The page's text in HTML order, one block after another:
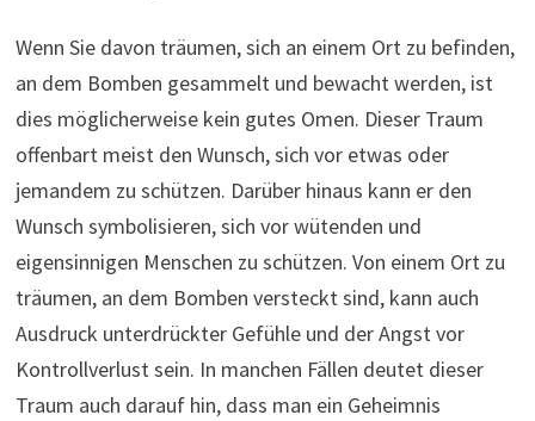
Wenn Sie davon träumen, sich an einem Ort zu befinden,
an dem Bomben gesammelt und bewacht werden, ist
dies möglicherweise kein gutes Omen. Dieser Traum
offenbart meist den Wunsch, sich vor etwas oder
jemandem zu schützen. Darüber hinaus kann er den
Wunsch symbolisieren, sich vor wütenden und
eigensinnigen Menschen zu schützen. Von einem Ort zu
träumen, an dem Bomben versteckt sind, kann auch
Ausdruck unterdrückter Gefühle und der Angst vor
Kontrollverlust sein. In manchen Fällen deutet dieser
Traum auch darauf hin, dass man ein Geheimnis